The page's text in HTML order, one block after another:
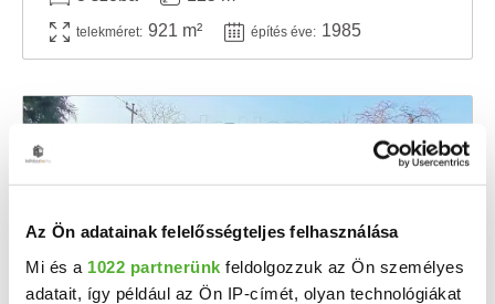
Az Ön adatainak felelősségteljes felhasználása
Mi és a 1022 partnerünk feldolgozzuk az Ön személyes
adatait, így például az Ön IP-címét, olyan technológiákat
telekméret: 921 m² építés éve: 1985